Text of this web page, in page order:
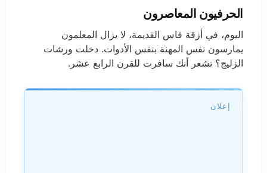
الحرفيون المعاصرون
اليوم، في أزقة فاس القديمة، لا يزال المعلمون
يمارسون نفس المهنة بنفس الأدوات. دخلت ورشات
الزليج؟ تشعر أنك سافرت للقرن الرابع عشر.
إعلان